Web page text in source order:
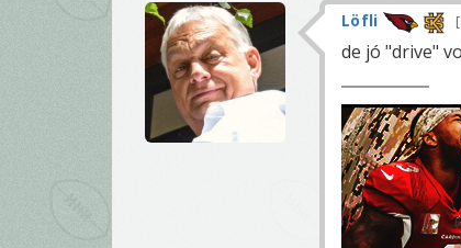
Löfli
de jó "drive"